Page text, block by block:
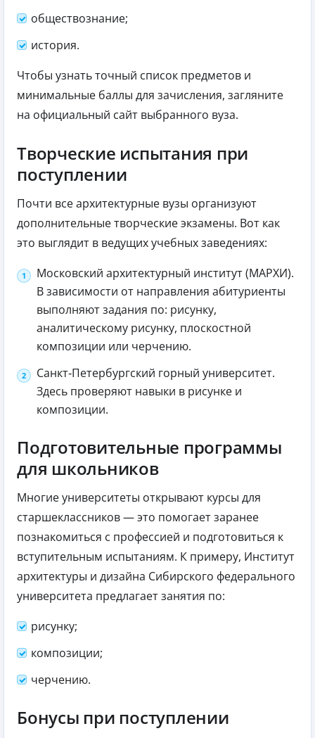
обществознание;
история.
Чтобы узнать точный список предметов и
минимальные баллы для зачисления, загляните
на официальный сайт выбранного вуза.
Творческие испытания при
поступлении
Почти все архитектурные вузы организуют
дополнительные творческие экзамены. Вот как
это выглядит в ведущих учебных заведениях:
Московский архитектурный институт (МАРХИ).
В зависимости от направления абитуриенты
выполняют задания по: рисунку,
аналитическому рисунку, плоскостной
композиции или черчению.
Санкт‑Петербургский горный университет.
Здесь проверяют навыки в рисунке и
композиции.
Подготовительные программы
для школьников
Многие университеты открывают курсы для
старшеклассников — это помогает заранее
познакомиться с профессией и подготовиться к
вступительным испытаниям. К примеру, Институт
архитектуры и дизайна Сибирского федерального
университета предлагает занятия по:
рисунку;
композиции;
черчению.
Бонусы при поступлении